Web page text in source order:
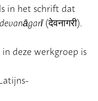
in het schrift dat
devanāgarī(देवनागरी).
deze werkgroep is